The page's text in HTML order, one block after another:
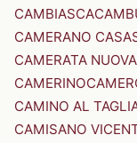
CAMBIASCA
CAMERANO
CAMERATA NUOVA
CAMERINO
CAMINO AL
CAMISANO